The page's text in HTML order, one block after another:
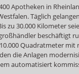
Apotheken in
Täglich
zu 30.000 Kilometer
beschäftigt
Quadratmeter mit
die Anlagen
automatisiert